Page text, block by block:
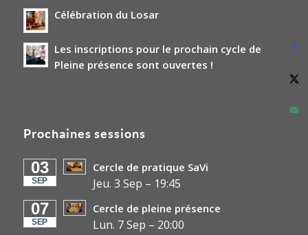
Célébration du Losar
Les inscriptions pour le prochain cycle de
Pleine présence sont ouvertes !
Prochaines sessions
03
SEP
Cercle de pratique SaVi
Jeu. 3 Sep – 19:45
07
SEP
Cercle de pleine présence
Lun. 7 Sep – 20:00